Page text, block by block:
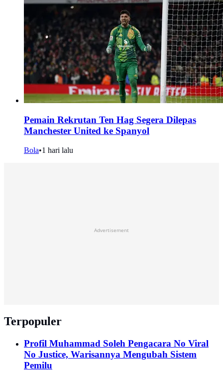
Pemain Rekrutan Ten Hag Segera Dilepas
Manchester United ke Spanyol
Bola•1 hari lalu
Advertisement
Terpopuler
Profil Muhammad Soleh Pengacara No Viral
No Justice, Warisannya Mengubah Sistem
Pemilu